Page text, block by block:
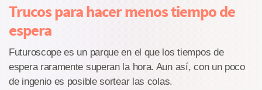
Trucos para hacer menos tiempo de
espera
Futuroscope es un parque en el que los tiempos de
espera raramente superan la hora. Aun así, con un poco
de ingenio es posible sortear las colas.